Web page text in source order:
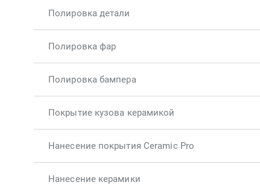
Полировка детали
Полировка фар
Полировка бампера
Покрытие кузова керамикой
Нанесение покрытия Ceramic Pro
Нанесение керамики